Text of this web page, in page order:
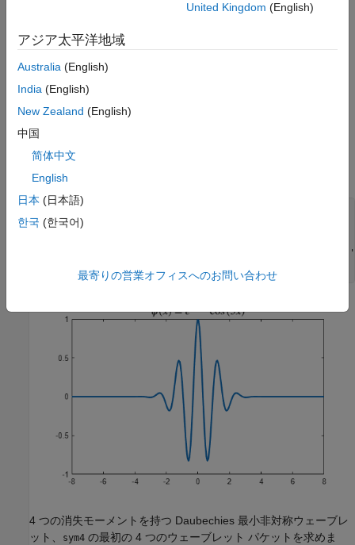
実数値の Morlet ウェーブレットを可視化します。関連するスケ
ーリング関数はありません。
[psi,xval] = wavefun(
4 つの消失モーメントを持つ Daubechies 最小非対称ウェーブレ
ット、
sym4 の最初の 4 つのウェーブレット パケットを求めま
United Kingdom (English)
アジア太平洋地域
Australia (English)
India (English)
New Zealand (English)
中国
简体中文
English
日本 (日本語)
한국 (한국어)
最寄りの営業オフィスへのお問い合わせ